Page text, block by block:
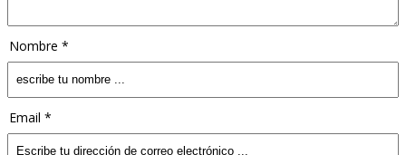
Nombre *
Email *